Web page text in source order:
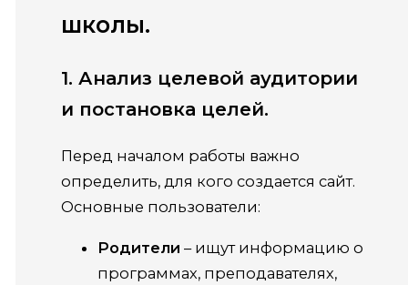
школы.
1. Анализ целевой аудитории
и постановка целей.
Перед началом работы важно
определить, для кого создается сайт.
Основные пользователи:
Родители – ищут информацию о
программах, преподавателях,